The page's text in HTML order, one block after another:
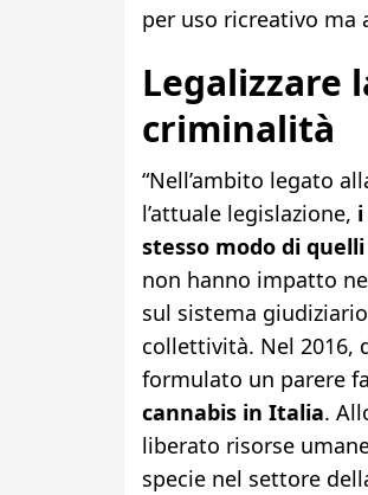
per uso ricreativo ma
Legalizzare
criminalità
“Nell’ambito legato
l’attuale legislazione,
stesso modo di
non hanno impatto
sul sistema
collettività. Nel 2016,
formulato un parere
cannabis in Italia.
liberato risorse
specie nel settore